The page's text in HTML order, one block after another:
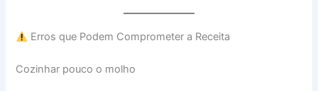
Erros que Podem Comprometer a Receita
Cozinhar pouco o molho